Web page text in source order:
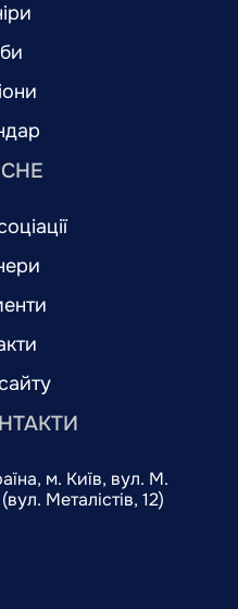
м. Київ, вул. М.
Металістів, 12)